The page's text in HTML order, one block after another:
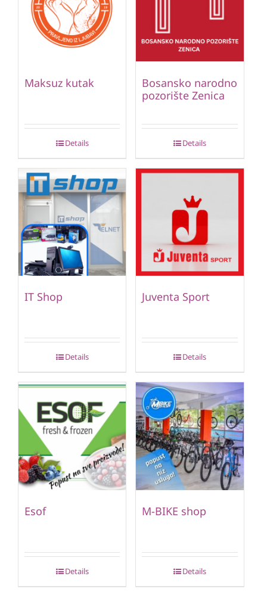
Maksuz kutak
Details
Bosansko narodno
pozorište Zenica
Details
IT Shop
Details
Juventa Sport
Details
Esof
Details
M-BIKE shop
Details